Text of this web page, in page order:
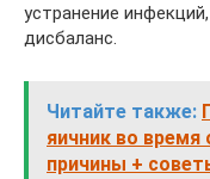
устранение
дисбаланс.
Читайте также:
яичник во
причины +